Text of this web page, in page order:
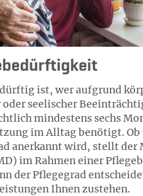
ist, wer aufgrund
seelischer
mindestens sechs
im Alltag benötigt. Ob
anerkannt wird, stellt der
im Rahmen einer
der Pflegegrad
Ihnen zustehen.